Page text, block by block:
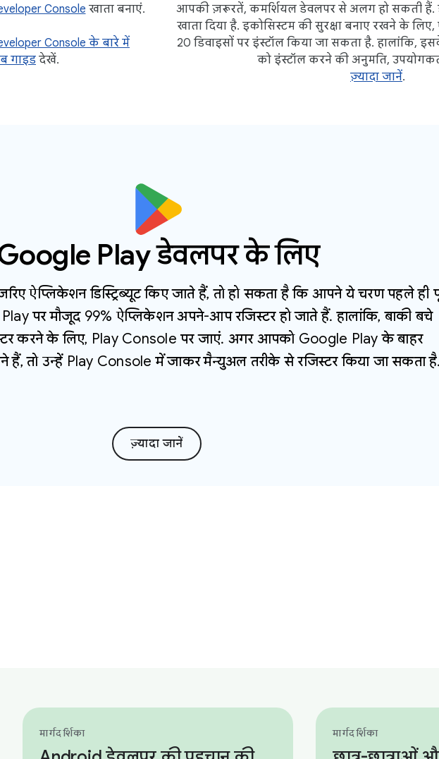
Console खाता बनाएं.
Console के बारे में
गाइडदेखें.
आपकी ज़रूरतें, कमर्शियल डेवलपर से अलग हो सकती
खाता दिया है. इकोसिस्टम की सुरक्षा बनाए रखने के
20 डिवाइसों पर इंस्टॉल किया जा सकता है. हालांकि,
को इंस्टॉल करने की अनुमति,
ज़्यादा जानें.
Play डेवलपर के लिए
ऐप्लिकेशन डिस्ट्रिब्यूट किए जाते हैं, तो हो सकता है कि आपने ये चरण पहले ही
पर मौजूद 99% ऐप्लिकेशन अपने-आप रजिस्टर हो जाते हैं. हालांकि, बाकी बचे
करने के लिए, Play Console पर जाएं. अगर आपको Google Play के बाहर
हैं, तो उन्हें Play Console में जाकर मैन्युअल तरीके से रजिस्टर किया जा सकता है.
ज़्यादा जानें
मार्गदर्शिका मार्गदर्शिका